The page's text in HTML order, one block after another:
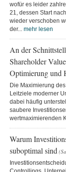
wofür es leider
21, dessen Start
wieder verschoben
der... mehr lesen
An der
Shareholder
Optimierung und
Die Maximierung
Leitziele moderner
dabei häufig
saubere
wertmaximierenden
Warum
suboptimal sind